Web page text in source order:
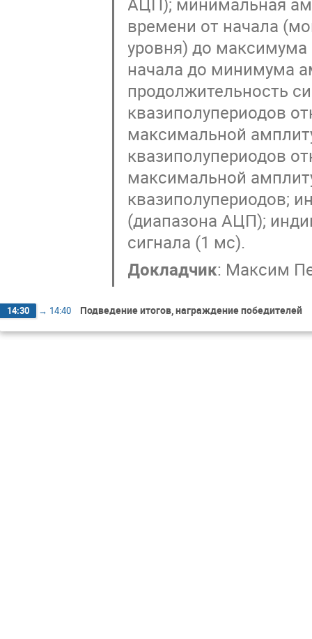
времени от начала
уровня) до
начала до минимума
продолжительность
квазиполупериодов
максимальной
квазиполупериодов
максимальной
квазиполупериодов;
(диапазона АЦП);
сигнала (1 мс).
Докладчик: Максим
14:30 → 14:40 Подведение итогов, награждение победителей